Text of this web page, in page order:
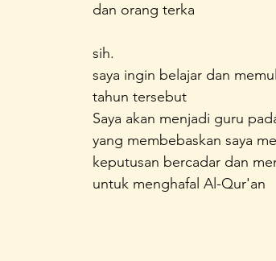
dan orang terka
sih.
saya ingin belajar dan
tahun tersebut
Saya akan menjadi guru
yang membebaskan saya
keputusan bercadar dan
untuk menghafal Al-Qur'an